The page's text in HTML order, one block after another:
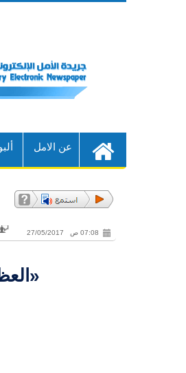
عن الامل
07:08 ص 27/05/2017